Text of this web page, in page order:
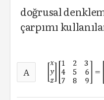
doğrusal
çarpımı
A